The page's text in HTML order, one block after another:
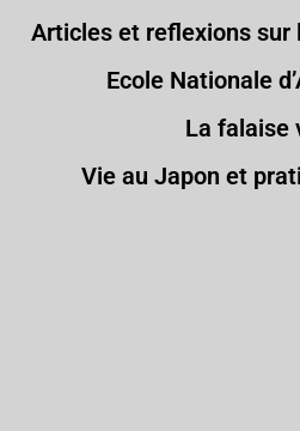
Articles et reflexions sur
Ecole Nationale
La falaise
Vie au Japon et